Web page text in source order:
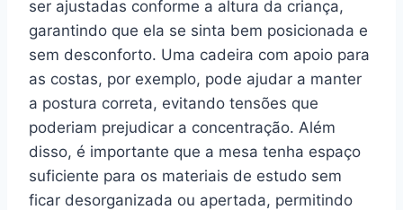
ser ajustadas conforme a altura da criança,
garantindo que ela se sinta bem posicionada e
sem desconforto. Uma cadeira com apoio para
as costas, por exemplo, pode ajudar a manter
a postura correta, evitando tensões que
poderiam prejudicar a concentração. Além
disso, é importante que a mesa tenha espaço
suficiente para os materiais de estudo sem
ficar desorganizada ou apertada, permitindo